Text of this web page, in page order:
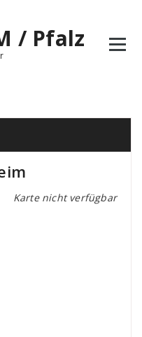
/ Pfalz
Karte nicht verfügbar